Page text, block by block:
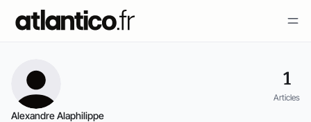
1
Articles
Alexandre Alaphilippe